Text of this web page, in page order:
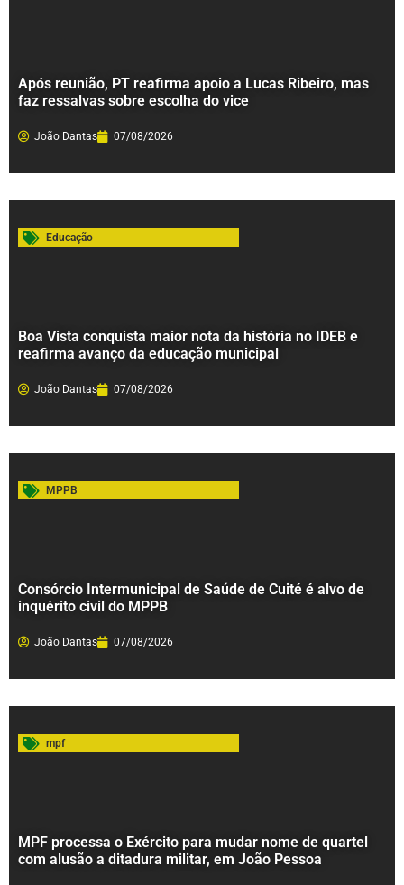
Após reunião, PT reafirma apoio a Lucas Ribeiro, mas
faz ressalvas sobre escolha do vice
João Dantas 07/08/2026
Educação
Boa Vista conquista maior nota da história no IDEB e
reafirma avanço da educação municipal
João Dantas 07/08/2026
MPPB
Consórcio Intermunicipal de Saúde de Cuité é alvo de
inquérito civil do MPPB
João Dantas 07/08/2026
mpf
MPF processa o Exército para mudar nome de quartel
com alusão a ditadura militar, em João Pessoa